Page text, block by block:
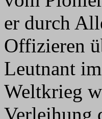
er durch
Offizieren
Leutnant
Weltkrieg
Verleihung